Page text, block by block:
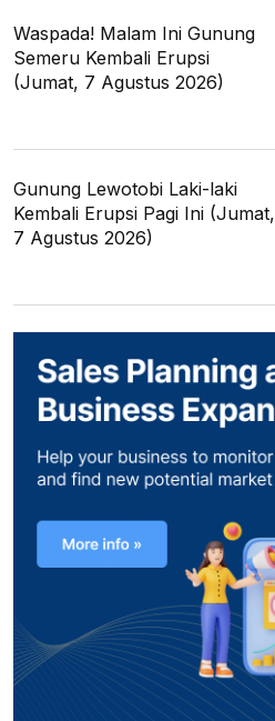
Waspada! Malam Ini Gunung
Semeru Kembali Erupsi
(Jumat, 7 Agustus 2026)
Gunung Lewotobi Laki-laki
Kembali Erupsi Pagi Ini (Jumat,
7 Agustus 2026)